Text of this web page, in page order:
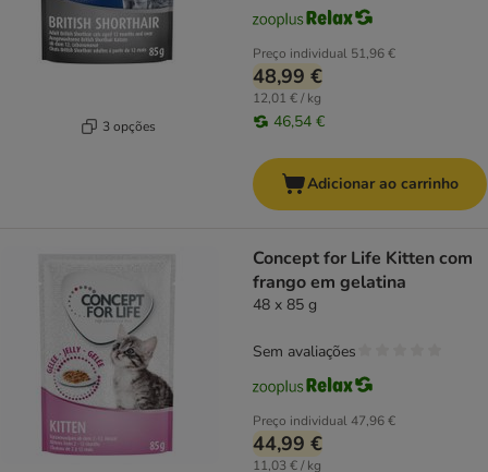
3 opções
Preço individual 51,96 €
48,99 €
12,01 € / kg
46,54 €
Adicionar ao carrinho
Concept for Life Kitten com
frango em gelatina
48 x 85 g
Preço individual47,96 €
44,99 €
11,03 € / kg
Sem avaliações